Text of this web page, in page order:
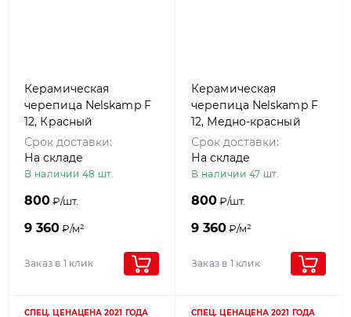
Керамическая
черепица Nelskamp F
12, Красный
глянцевый
Срок доставки:
На складе
В наличии 48 шт.
800₽/шт.
9 360₽/м²
Заказ в 1 клик
Керамическая
черепица Nelskamp F
12, Медно-красный
Срок доставки:
На складе
В наличии 47 шт.
800₽/шт.
9 360₽/м²
Заказ в 1 клик
СПЕЦ. ЦЕНАЦЕНА 2021 ГОДА СПЕЦ. ЦЕНАЦЕНА 2021 ГОДА